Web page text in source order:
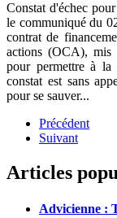
Constat d'échec
le communiqué du
contrat de
actions (OCA), mis
pour permettre à
constat est sans
pour se sauver...
Précédent
Suivant
Articles
Advicienne :